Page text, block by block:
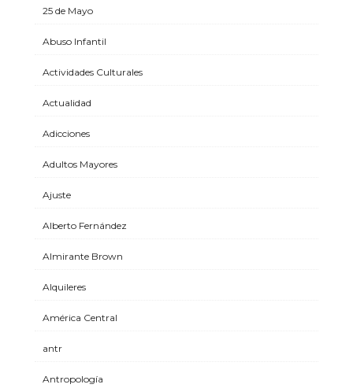
25 de Mayo
Abuso Infantil
Actividades Culturales
Actualidad
Adicciones
Adultos Mayores
Ajuste
Alberto Fernández
Almirante Brown
Alquileres
América Central
antr
Antropología